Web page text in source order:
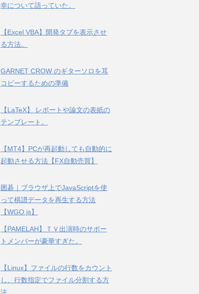
幸について語っていた。
【Excel VBA】開発タブを表示させ
る方法。
GARNET CROW のギターソロを耳
コピーするための準備
【LaTeX】 レポートや論文の表紙の
テンプレート。
【MT4】PCが再起動しても自動的に
起動させる方法【FX自動売買】
囲碁｜ブラウザ上でJavaScriptを使
って棋譜データを再生する方法
【WGO.js】
【PAMELAH】ＴＶ出演時のサポー
トメンバーが豪華すぎた。
【Linux】ファイルの行数をカウント
し、行数指定でファイル分割する方
法。